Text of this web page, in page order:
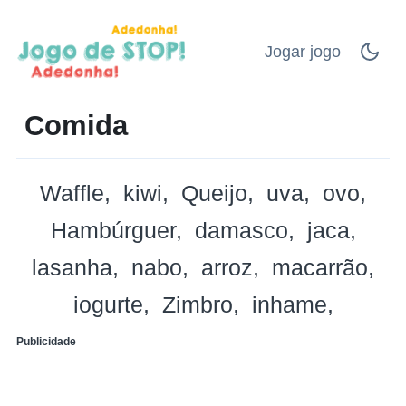
Jogar jogo
Comida
Waffle kiwi Queijo uva
ovo
Hambúrguer
damasco
jaca
lasanha
nabo arroz
macarrão
iogurte
Zimbro inhame
Publicidade